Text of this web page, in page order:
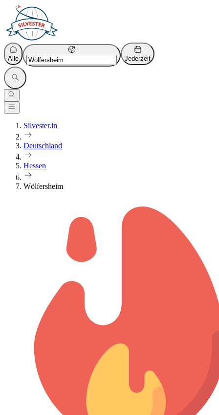
Alle Jederzeit
Silvester.in
Deutschland
Hessen
Wölfersheim